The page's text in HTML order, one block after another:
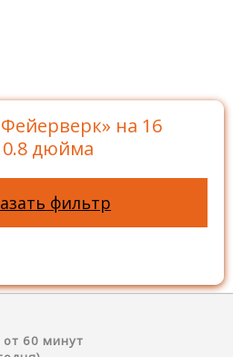
на 16
дюйма
фильтр
от 60 минут